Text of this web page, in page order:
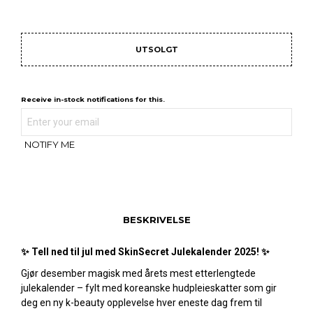
UTSOLGT
Receive in-stock notifications for this.
NOTIFY ME
BESKRIVELSE
✨ Tell ned til jul med SkinSecret Julekalender 2025! ✨
Gjør desember magisk med årets mest etterlengtede
julekalender – fylt med koreanske hudpleieskatter som gir
deg en ny k-beauty opplevelse hver eneste dag frem til